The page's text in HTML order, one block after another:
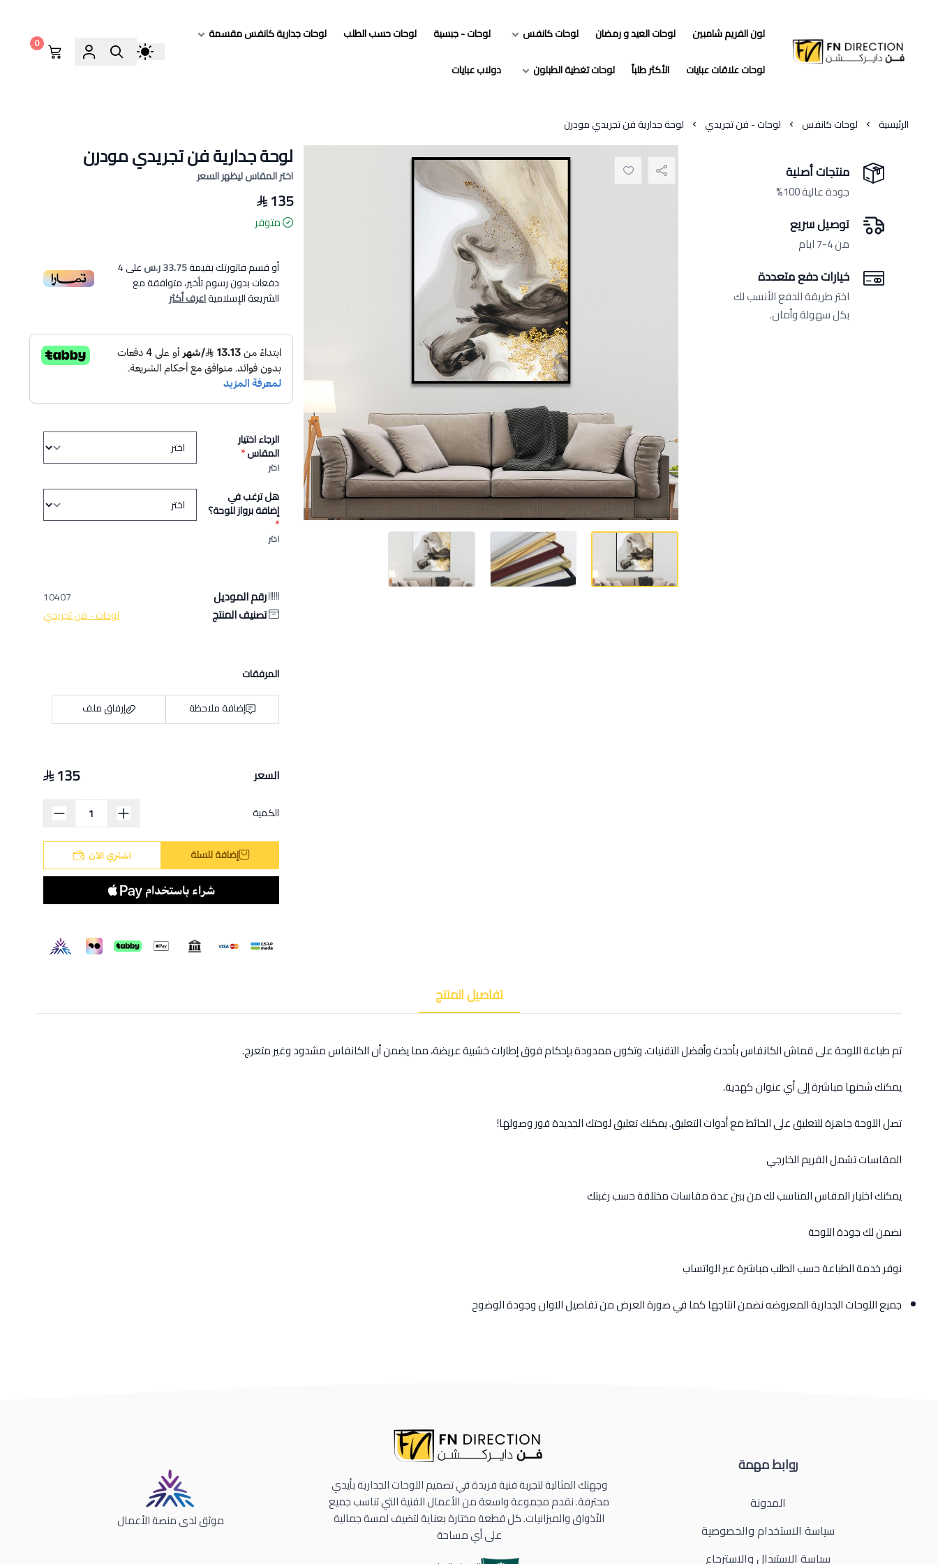
فن دايركشن
لون الفريم شامبين لوحات العيد و رمضان لوحات كانفس لوحات - جبسية لوحات حسب الطلب
لوحات جدارية كانفس مقسمة
لوحات علاقات عبايات
الأكثر طلباً لوحات تغطية الطبلون دولاب عبايات
0
الرئيسية لوحات كانفس لوحات - فن تجريدي لوحة جدارية فن تجريدي مودرن
لوحة جدارية فن تجريدي مودرن
اختر المقاس ليظهر السعر
135
متوفر
أو قسم فاتورتك بقيمة33.75 ر.س على4
دفعات بدون رسوم تأخير، متوافقة مع
الشريعة الإسلاميةاعرف أكثر
الرجاء اختيار
المقاس*
اختر
هل ترغب في
إضافة برواز للوحة؟
*
اختر
رقم الموديل 10407
تصنيف المنتج لوحات - فن تجريدي
المرفقات
إضافة ملاحظة
إرفاق ملف
السعر 135
الكمية
إضافة للسلة اشتري الآن
منتجات أصلية
جودة عالية 100%
توصيل سريع
من 4-7 ايام
خيارات دفع متعددة
اختر طريقة الدفع الأنسب لك
بكل سهولة وأمان.
تفاصيل المنتج
تم طباعة اللوحة على قماش الكانفاس بأحدث وأفضل التقنيات، وتكون ممدودة بإحكام فوق إطارات خشبية عريضة، مما يضمن أن الكانفاس مشدود وغير متعرج.
يمكنك شحنها مباشرة إلى أي عنوان كهدية.
تصل اللوحة جاهزة للتعليق على الحائط مع أدوات التعليق. يمكنك تعليق لوحتك الجديدة فور وصولها!
المقاسات تشمل الفريم الخارجي
يمكنك اختيار المقاس المناسب لك من بين عدة مقاسات مختلفة حسب رغبتك
نضمن لك جودة اللوحة
نوفر خدمة الطباعة حسب الطلب مباشرة عبر الواتساب
جميع اللوحات الجدارية المعروضه نضمن انتاجها كما في صورة العرض من تفاصيل الاوان وجودة الوضوح
روابط مهمة
المدونة
سياسة الاستخدام والخصوصية
سياسة الاستبدال والاسترجاع
وجهتك المثالية لتجربة فنية فريدة في تصميم اللوحات الجدارية بأيدي
محترفة. نقدم مجموعة واسعة من الأعمال الفنية التي تناسب جميع
الأذواق والميزانيات. كل قطعة مختارة بعناية لتضيف لمسة جمالية
على أي مساحة
موثق لدى منصة الأعمال